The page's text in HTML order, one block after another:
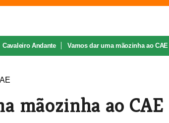
Cavaleiro Andante Vamos dar uma mãozinha ao CAE
mãozinha ao CAE